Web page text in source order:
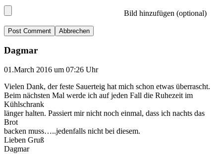
Bild hinzufügen (optional)
Abbrechen
Dagmar
01.March 2016 um 07:26 Uhr
Vielen Dank, der feste Sauerteig hat mich schon etwas überrascht.
Beim nächsten Mal werde ich auf jeden Fall die Ruhezeit im
Kühlschrank
länger halten. Passiert mir nicht noch einmal, dass ich nachts das
Brot
backen muss…..jedenfalls nicht bei diesem.
Lieben Gruß
Dagmar